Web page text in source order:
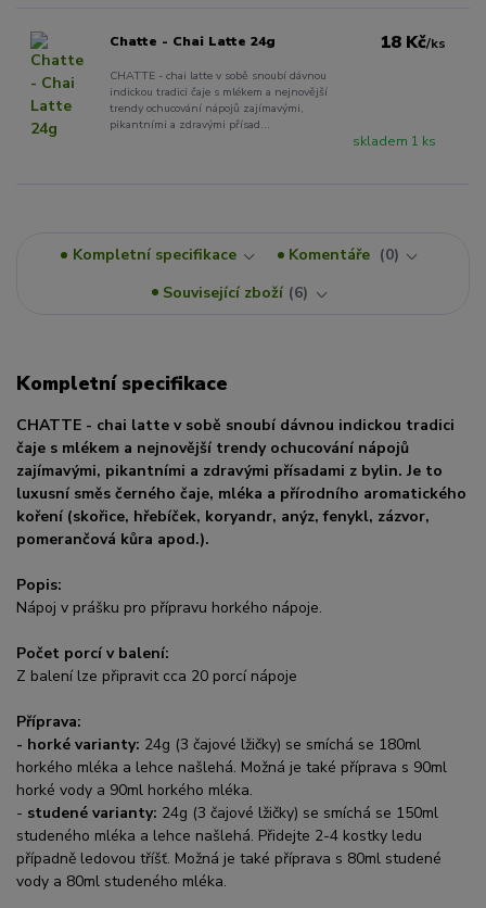
Chatte - Chai Latte 24g
CHATTE - chai latte v sobě snoubí dávnou
indickou tradici čaje s mlékem a nejnovější
trendy ochucování nápojů zajímavými,
pikantními a zdravými přísad...
18 Kč/ks
skladem 1 ks
Kompletní specifikace Komentáře
0
Související zboží 6
Kompletní specifikace
CHATTE - chai latte v sobě snoubí dávnou indickou tradici
čaje s mlékem a nejnovější trendy ochucování nápojů
zajímavými, pikantními a zdravými přísadami z bylin. Je to
luxusní směs černého čaje, mléka a přírodního aromatického
koření (skořice, hřebíček, koryandr, anýz, fenykl, zázvor,
pomerančová kůra apod.).
Popis:
Nápoj v prášku pro přípravu horkého nápoje.
Počet porcí v balení:
Z balení lze připravit cca 20 porcí nápoje
Příprava:
- horké varianty: 24g (3 čajové lžičky) se smíchá se 180ml
horkého mléka a lehce našlehá. Možná je také příprava s 90ml
horké vody a 90ml horkého mléka.
- studené varianty: 24g (3 čajové lžičky) se smíchá se 150ml
studeného mléka a lehce našlehá. Přidejte 2-4 kostky ledu
případně ledovou tříšť. Možná je také příprava s 80ml studené
vody a 80ml studeného mléka.